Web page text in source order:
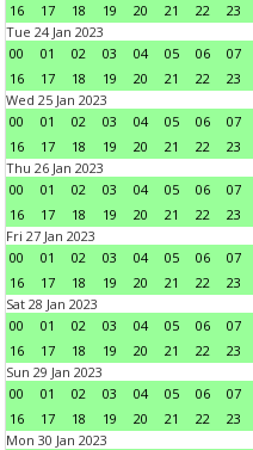
16
17 18 19 20 21 22
23
Tue 24 Jan 2023
00
01 02 03 04 05 06 07
16
17 18 19 20 21 22
23
Wed 25 Jan 2023
00
01 02 03 04 05 06 07
16
17 18 19 20 21 22
23
Thu 26 Jan 2023
00
01 02 03 04 05 06 07
16
17 18 19 20 21 22
23
Fri 27 Jan 2023
00
01 02 03 04 05 06 07
16
17 18 19 20 21 22
23
Sat 28 Jan 2023
00
01 02 03 04 05 06 07
16
17 18 19 20 21 22
23
Sun 29 Jan 2023
00
01 02 03 04 05 06 07
16
17 18 19 20 21 22
23
Mon 30 Jan 2023